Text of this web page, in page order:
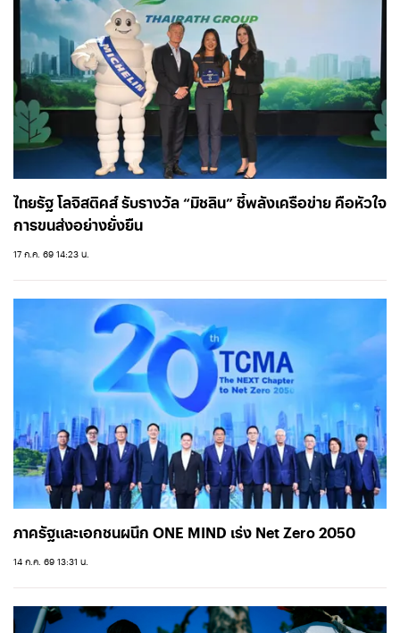
ไทยรัฐ โลจิสติคส์ รับรางวัล “มิชลิน” ชี้พลังเครือข่าย คือหัวใจ
การขนส่งอย่างยั่งยืน
17 ก.ค. 69 14:23 น.
ภาครัฐและเอกชนผนึก ONE MIND เร่ง Net Zero 2050
14 ก.ค. 69 13:31 น.